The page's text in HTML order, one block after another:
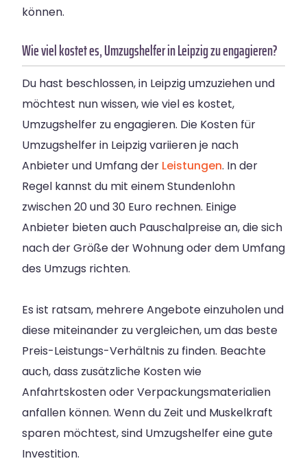
können.
Wie viel kostet es, Umzugshelfer in Leipzig zu engagieren?
Du hast beschlossen, in Leipzig umzuziehen und
möchtest nun wissen, wie viel es kostet,
Umzugshelfer zu engagieren. Die Kosten für
Umzugshelfer in Leipzig variieren je nach
Anbieter und Umfang der Leistungen. In der
Regel kannst du mit einem Stundenlohn
zwischen 20 und 30 Euro rechnen. Einige
Anbieter bieten auch Pauschalpreise an, die sich
nach der Größe der Wohnung oder dem Umfang
des Umzugs richten.
Es ist ratsam, mehrere Angebote einzuholen und
diese miteinander zu vergleichen, um das beste
Preis-Leistungs-Verhältnis zu finden. Beachte
auch, dass zusätzliche Kosten wie
Anfahrtskosten oder Verpackungsmaterialien
anfallen können. Wenn du Zeit und Muskelkraft
sparen möchtest, sind Umzugshelfer eine gute
Investition.